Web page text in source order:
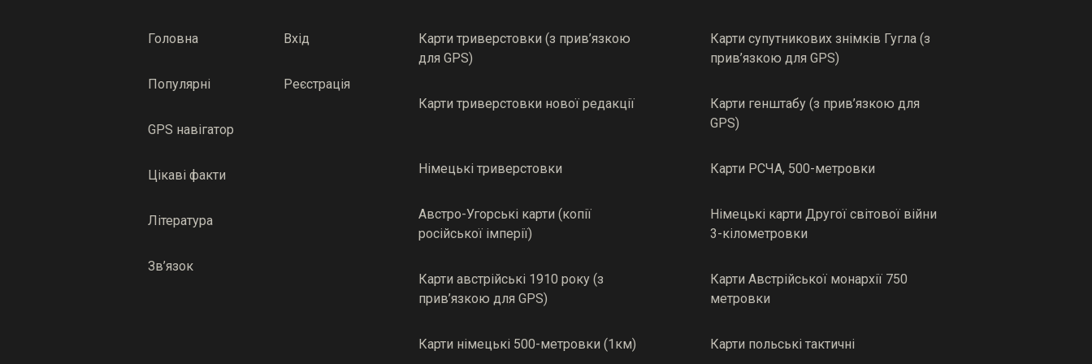
Головна
Популярні
GPS навігатор
Цікаві факти
Література
Зв’язок
Вхід
Реєстрація
Карти триверстовки (з прив’язкою
для GPS)
Карти супутникових знімків Гугла (з
прив’язкою для GPS)
Карти триверстовки нової редакції
Карти генштабу (з прив’язкою для
GPS)
Німецькі триверстовки Карти РСЧА, 500-метровки
Австро-Угорські карти (копії
російської імперії)
Німецькі карти Другої світової війни
3-кілометровки
Карти австрійські 1910 року (з
прив’язкою для GPS)
Карти Австрійської монархії 750
метровки
Карти німецькі 500-метровки (1км) Карти польські тактичні